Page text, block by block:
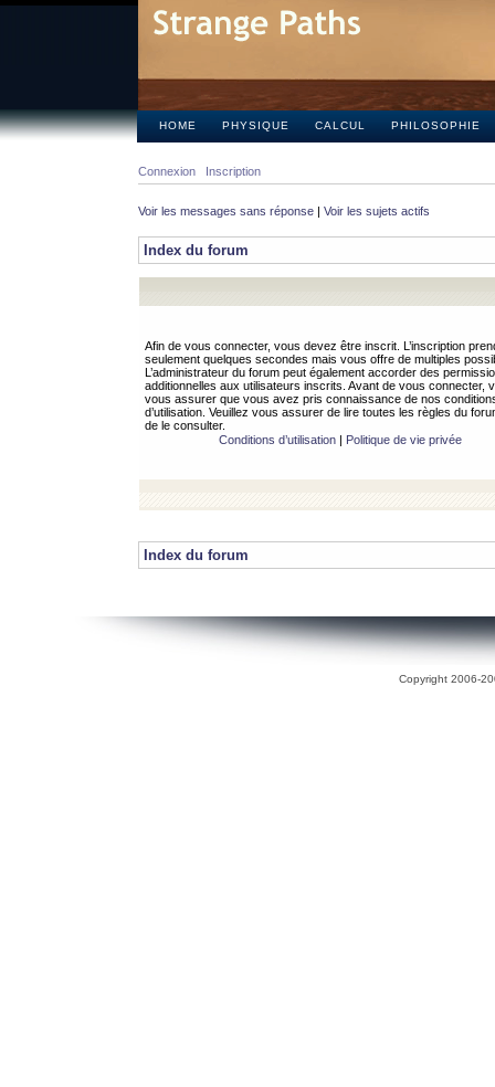
HOME PHYSIQUE CALCUL PHILOSOPHIE
Connexion Inscription
Voir les messages sans réponse | Voir les sujets actifs
Index du forum
Afin de vous connecter, vous devez être inscrit. L’inscription
seulement quelques secondes mais vous offre de multiples
L’administrateur du forum peut également accorder des
additionnelles aux utilisateurs inscrits. Avant de vous connecter,
vous assurer que vous avez pris connaissance de nos
d’utilisation. Veuillez vous assurer de lire toutes les règles du
de le consulter.
Conditions d’utilisation| Politique de vie privée
Index du forum
Copyright 2006-